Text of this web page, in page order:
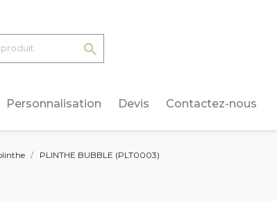

Personnalisation Devis Contactez-nous
PLINTHE BUBBLE (PLT0003)